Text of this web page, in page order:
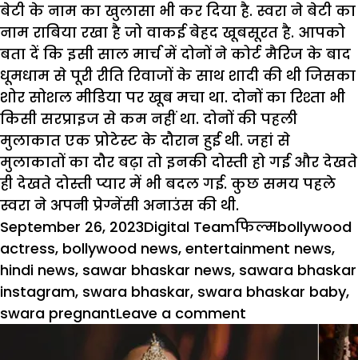
बेटी के नाम का खुलासा भी कर दिया है. स्वरा ने बेटी का
नाम राबिया रखा है जो वाकई बेहद खूबसूरत है. आपको
बता दें कि इसी साल मार्च में दोनों ने कोर्ट मैरिज के बाद
धूमधाम से पूरी रीति रिवाजों के साथ शादी की थी जिसका
शोर सोशल मीडिया पर खूब मचा था. दोनों का रिश्ता भी
किसी सरप्राइज से कम नहीं था. दोनों की पहली
मुलाकात एक प्रोटेस्ट के दौरान हुई थी. जहां से
मुलाकातों का दौर बढ़ा तो इनकी दोस्ती हो गई और देखते
ही देखते दोस्ती प्यार में भी बदल गई. कुछ समय पहले
स्वरा ने अपनी प्रेग्नेंसी अनाउंस की थी.
Posted
on
September 26, 2023Author
Digital TeamCategories
फिल्मTags
bollywood
actress, bollywood news, entertainment news,
hindi news, sawar bhaskar news, sawara bhaskar
instagram, swara bhaskar, swara bhaskar baby,
swara pregnantLeave a comment
Swara